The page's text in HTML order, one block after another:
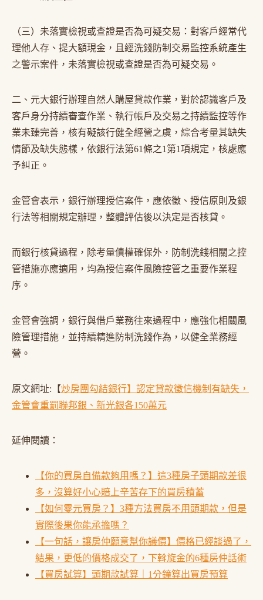
（三）未落實檢視或查證是否為可疑交易：對客戶經常代
理他人存、提大額現金，且經洗錢防制交易監控系統產生
之警示案件，未落實檢視或查證是否為可疑交易。
二、元大銀行辦理自然人購屋貸款作業，對於認識客戶及
客戶身分持續審查作業、執行帳戶及交易之持續監控等作
業未臻完善，核有礙該行健全經營之虞，綜合考量其缺失
情節及缺失態樣，依銀行法第61條之1第1項規定，核處應
予糾正。
金管會表示，銀行辦理授信案件，應依徵、授信原則及銀
行法等相關規定辦理，整體評估後以決定是否核貸。
而銀行核貸過程，除考量債權確保外，防制洗錢相關之控
管措施亦應適用，均為授信案件風險控管之重要作業程
序。
金管會強調，銀行與借戶業務往來過程中，應強化相關風
險管理措施，並持續精進防制洗錢作為，以健全業務經
營。
原文網址:【炒房團勾結銀行】認定貸款徵信機制有缺失，
金管會重罰聯邦銀、新光銀各150萬元
延伸閱讀：
【你的買房自備款夠用嗎？】這3種房子頭期款差很
多，沒算好小心賠上辛苦存下的買房積蓄
【如何零元買房？】3種方法買房不用頭期款，但是
實際後果你能承擔嗎？
【一句話，讓房仲願意幫你議價】價格已經談過了，
結果，更低的價格成交了，下斡旋金的6種房仲話術
【買房試算】頭期款試算｜1分鐘算出買房預算